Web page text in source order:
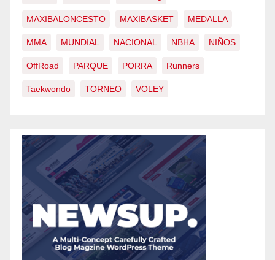
MAXIBALONCESTO MAXIBASKET MEDALLA
MMA MUNDIAL NACIONAL NBHA NIÑOS
OffRoad PARQUE PORRA Runners
Taekwondo TORNEO VOLEY